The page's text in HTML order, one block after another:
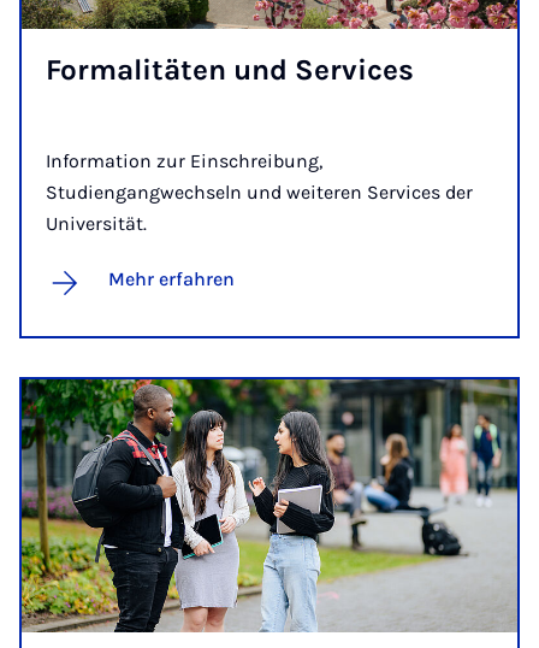
For­ma­li­tä­ten und Ser­vices
Information zur Einschreibung,
Studiengangwechseln und weiteren Services der
Universität.
Mehr erfahren